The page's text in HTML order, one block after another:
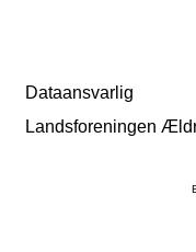
Dataansvarlig
Landsforeningen